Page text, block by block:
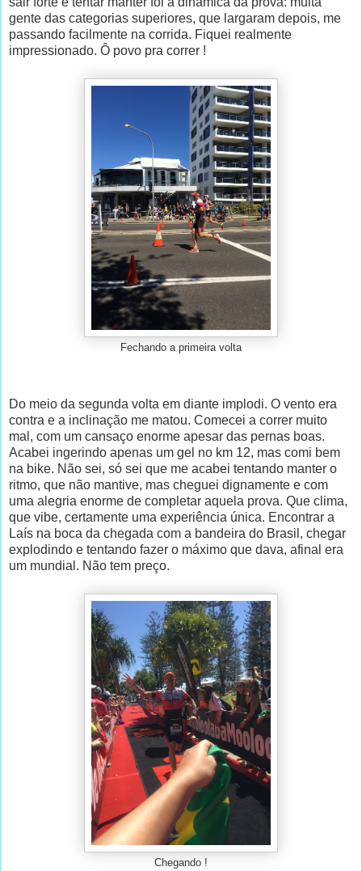
gente das categorias superiores, que largaram depois, me
passando facilmente na corrida. Fiquei realmente
impressionado. Ô povo pra correr !
Fechando a primeira volta
Do meio da segunda volta em diante implodi. O vento era
contra e a inclinação me matou. Comecei a correr muito
mal, com um cansaço enorme apesar das pernas boas.
Acabei ingerindo apenas um gel no km 12, mas comi bem
na bike. Não sei, só sei que me acabei tentando manter o
ritmo, que não mantive, mas cheguei dignamente e com
uma alegria enorme de completar aquela prova. Que clima,
que vibe, certamente uma experiência única. Encontrar a
Laís na boca da chegada com a bandeira do Brasil, chegar
explodindo e tentando fazer o máximo que dava, afinal era
um mundial. Não tem preço.
Chegando !